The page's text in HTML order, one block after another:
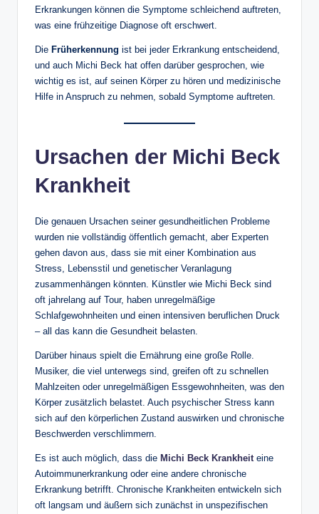
Erkrankungen können die Symptome schleichend auftreten,
was eine frühzeitige Diagnose oft erschwert.
Die Früherkennung ist bei jeder Erkrankung entscheidend,
und auch Michi Beck hat offen darüber gesprochen, wie
wichtig es ist, auf seinen Körper zu hören und medizinische
Hilfe in Anspruch zu nehmen, sobald Symptome auftreten.
Ursachen der Michi Beck
Krankheit
Die genauen Ursachen seiner gesundheitlichen Probleme
wurden nie vollständig öffentlich gemacht, aber Experten
gehen davon aus, dass sie mit einer Kombination aus
Stress, Lebensstil und genetischer Veranlagung
zusammenhängen könnten. Künstler wie Michi Beck sind
oft jahrelang auf Tour, haben unregelmäßige
Schlafgewohnheiten und einen intensiven beruflichen Druck
– all das kann die Gesundheit belasten.
Darüber hinaus spielt die Ernährung eine große Rolle.
Musiker, die viel unterwegs sind, greifen oft zu schnellen
Mahlzeiten oder unregelmäßigen Essgewohnheiten, was den
Körper zusätzlich belastet. Auch psychischer Stress kann
sich auf den körperlichen Zustand auswirken und chronische
Beschwerden verschlimmern.
Es ist auch möglich, dass die Michi Beck Krankheit eine
Autoimmunerkrankung oder eine andere chronische
Erkrankung betrifft. Chronische Krankheiten entwickeln sich
oft langsam und äußern sich zunächst in unspezifischen